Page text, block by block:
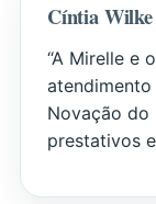
Cíntia
“A Mirelle e
Novação do
prestativos